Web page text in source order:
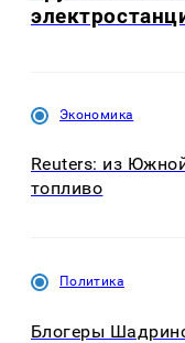
Экономика
Reuters: из
топливо
Политика
Блогеры